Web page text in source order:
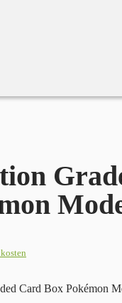
Card Box Pokémon